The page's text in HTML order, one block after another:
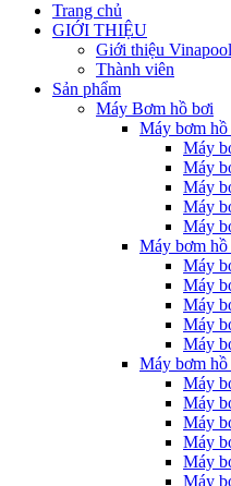
Trang chủ
GIỚI THIỆU
Giới thiệu Vinapool
Thành viên
Sản phẩm
Máy Bơm hồ bơi
Máy bơm hồ
Máy
Máy
Máy
Máy
Máy
Máy bơm
Máy
Máy
Máy
Máy
Máy
Máy bơm
Máy
Máy
Máy
Máy
Máy
Máy